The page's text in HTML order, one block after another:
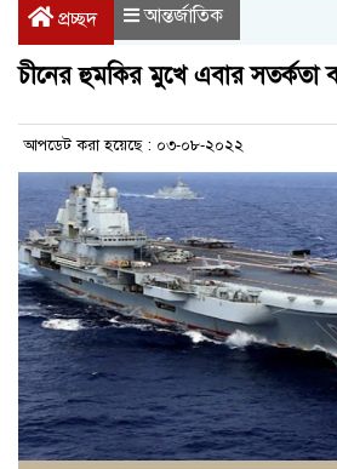
প্রচ্ছদ আন্তর্জাতিক
চীনের হুমকির মুখে এবার সতর্কতা
আপডেট করা হয়েছে : ০৩-০৮-২০২২